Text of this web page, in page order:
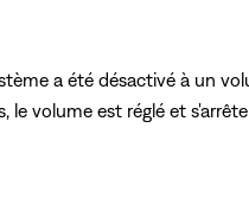
a été désactivé à un
volume est réglé et s'arrête